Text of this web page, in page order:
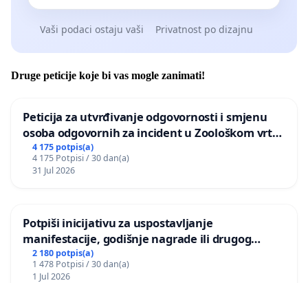
Vaši podaci ostaju vaši Privatnost po dizajnu
Druge peticije koje bi vas mogle zanimati!
Peticija za utvrđivanje odgovornosti i smjenu
osoba odgovornih za incident u Zoološkom vrtu
Grada Zagreba
4 175 potpis(a)
4 175 Potpisi / 30 dan(a)
31 Jul 2026
Potpiši inicijativu za uspostavljanje
manifestacije, godišnje nagrade ili drugog
javnog događaja „Edin Avdić“ u Sarajevu
2 180 potpis(a)
1 478 Potpisi / 30 dan(a)
1 Jul 2026